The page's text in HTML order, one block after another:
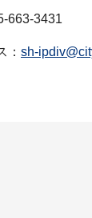
663-3431
： sh-